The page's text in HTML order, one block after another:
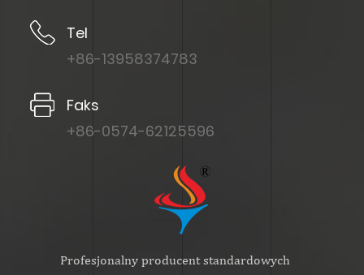
Tel
+86-13958374783
Faks
+86-0574-62125596
Profesjonalny producent standardowych